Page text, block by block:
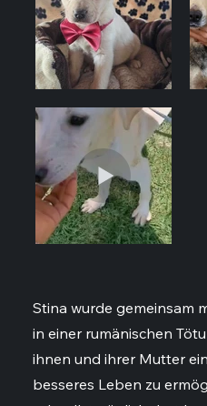
Stina wurde gemeinsam
in einer rumänischen
ihnen und ihrer Mutter
besseres Leben zu